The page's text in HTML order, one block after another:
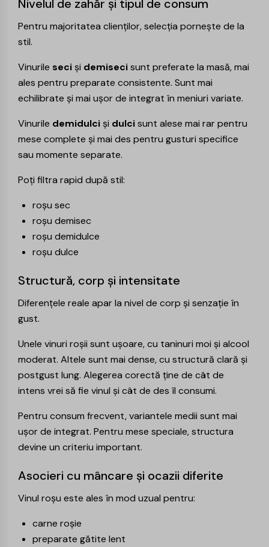
Nivelul de zahăr și tipul de consum
Pentru majoritatea clienților, selecția pornește de la
stil.
Vinurile seciși demisecisunt preferate la masă, mai
ales pentru preparate consistente. Sunt mai
echilibrate și mai ușor de integrat în meniuri variate.
Vinurile demidulciși dulcisunt alese mai rar pentru
mese complete și mai des pentru gusturi specifice
sau momente separate.
Poți filtra rapid după stil:
roșu sec
roșu demisec
roșu demidulce
roșu dulce
Structură, corp și intensitate
Diferențele reale apar la nivel de corp și senzație în
gust.
Unele vinuri roșii sunt ușoare, cu taninuri moi și alcool
moderat. Altele sunt mai dense, cu structură clară și
postgust lung. Alegerea corectă ține de cât de
intens vrei să fie vinul și cât de des îl consumi.
Pentru consum frecvent, variantele medii sunt mai
ușor de integrat. Pentru mese speciale, structura
devine un criteriu important.
Asocieri cu mâncare și ocazii diferite
Vinul roșu este ales în mod uzual pentru:
carne roșie
preparate gătite lent